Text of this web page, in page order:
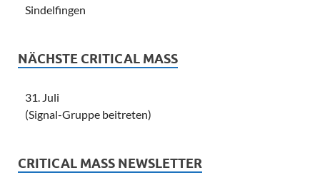
Sindelfingen
NÄCHSTE CRITICAL MASS
31. Juli
(Signal-Gruppe beitreten)
CRITICAL MASS NEWSLETTER